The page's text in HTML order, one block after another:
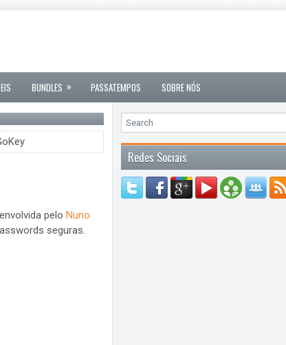
BUNDLES » PASSATEMPOS SOBRE NÓS
pelo Nuno
seguras.
Redes Sociais